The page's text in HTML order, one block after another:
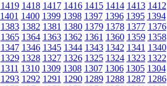
1419 1418 1417 1416 1415 1414 1413 1412
1401 1400 1399 1398 1397 1396 1395 1394
1383 1382 1381 1380 1379 1378 1377 1376
1365 1364 1363 1362 1361 1360 1359 1358
1347 1346 1345 1344 1343 1342 1341 1340
1329 1328 1327 1326 1325 1324 1323 1322
1311 1310 1309 1308 1307 1306 1305 1304
1293 1292 1291 1290 1289 1288 1287 1286